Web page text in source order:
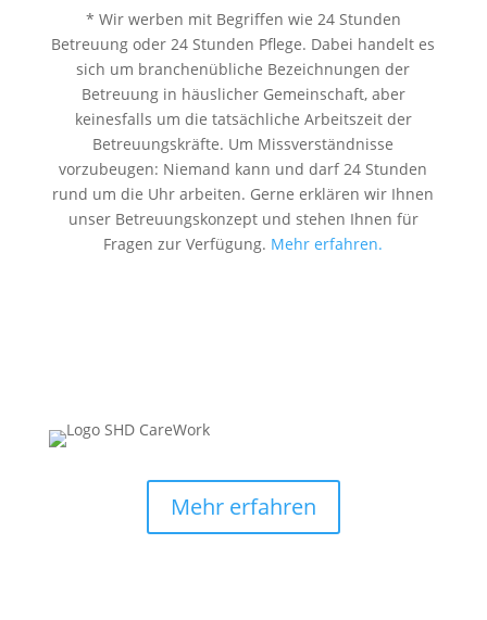
* Wir werben mit Begriffen wie 24 Stunden
Betreuung oder 24 Stunden Pflege. Dabei handelt es
sich um branchenübliche Bezeichnungen der
Betreuung in häuslicher Gemeinschaft, aber
keinesfalls um die tatsächliche Arbeitszeit der
Betreuungskräfte. Um Missverständnisse
vorzubeugen: Niemand kann und darf 24 Stunden
rund um die Uhr arbeiten. Gerne erklären wir Ihnen
unser Betreuungskonzept und stehen Ihnen für
Fragen zur Verfügung. Mehr erfahren.
Mehr erfahren